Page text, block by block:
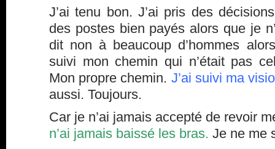
J’ai tenu bon. J’ai pris des
des postes bien payés alors que je
dit non à beaucoup d’hommes
suivi mon chemin qui n’était pas
Mon propre chemin. J’ai suivi ma
aussi. Toujours.
Car je n’ai jamais accepté de revoir
n’ai jamais baissé les bras. Je ne me